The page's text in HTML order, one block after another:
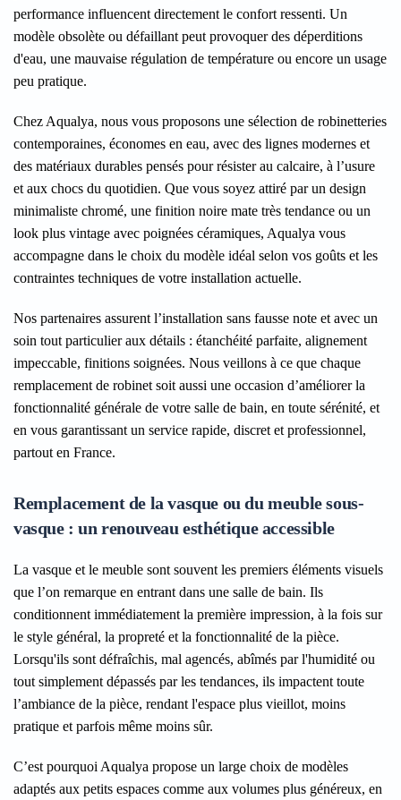
performance influencent directement le confort ressenti. Un
modèle obsolète ou défaillant peut provoquer des déperditions
d'eau, une mauvaise régulation de température ou encore un usage
peu pratique.
Chez Aqualya, nous vous proposons une sélection de robinetteries
contemporaines, économes en eau, avec des lignes modernes et
des matériaux durables pensés pour résister au calcaire, à l’usure
et aux chocs du quotidien. Que vous soyez attiré par un design
minimaliste chromé, une finition noire mate très tendance ou un
look plus vintage avec poignées céramiques, Aqualya vous
accompagne dans le choix du modèle idéal selon vos goûts et les
contraintes techniques de votre installation actuelle.
Nos partenaires assurent l’installation sans fausse note et avec un
soin tout particulier aux détails : étanchéité parfaite, alignement
impeccable, finitions soignées. Nous veillons à ce que chaque
remplacement de robinet soit aussi une occasion d’améliorer la
fonctionnalité générale de votre salle de bain, en toute sérénité, et
en vous garantissant un service rapide, discret et professionnel,
partout en France.
Remplacement de la vasque ou du meuble sous-
vasque : un renouveau esthétique accessible
La vasque et le meuble sont souvent les premiers éléments visuels
que l’on remarque en entrant dans une salle de bain. Ils
conditionnent immédiatement la première impression, à la fois sur
le style général, la propreté et la fonctionnalité de la pièce.
Lorsqu'ils sont défraîchis, mal agencés, abîmés par l'humidité ou
tout simplement dépassés par les tendances, ils impactent toute
l’ambiance de la pièce, rendant l'espace plus vieillot, moins
pratique et parfois même moins sûr.
C’est pourquoi Aqualya propose un large choix de modèles
adaptés aux petits espaces comme aux volumes plus généreux, en